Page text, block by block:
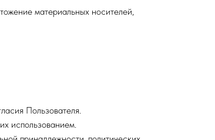
материальных носителей,
Пользователя.
использованием.